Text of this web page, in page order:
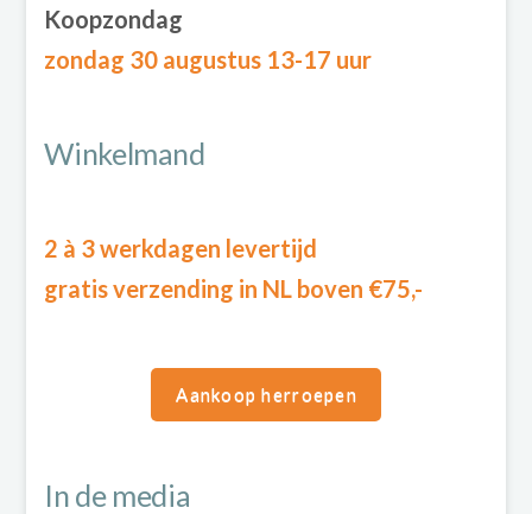
Koopzondag
zondag 30 augustus 13-17 uur
Winkelmand
2 à 3 werkdagen levertijd
gratis verzending in NL boven €75,-
Aankoop herroepen
In de media